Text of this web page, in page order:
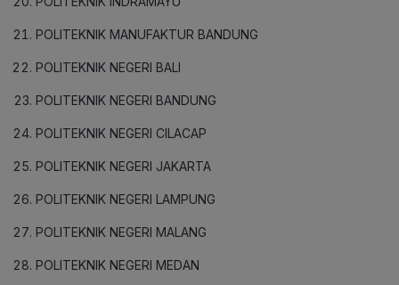
POLITEKNIK MANUFAKTUR BANDUNG
POLITEKNIK NEGERI BALI
POLITEKNIK NEGERI BANDUNG
POLITEKNIK NEGERI CILACAP
POLITEKNIK NEGERI JAKARTA
POLITEKNIK NEGERI LAMPUNG
POLITEKNIK NEGERI MALANG
POLITEKNIK NEGERI MEDAN